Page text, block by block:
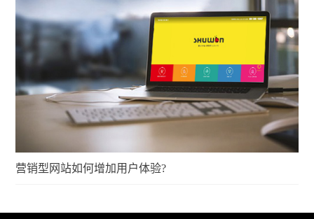
营销型网站如何增加用户体验?